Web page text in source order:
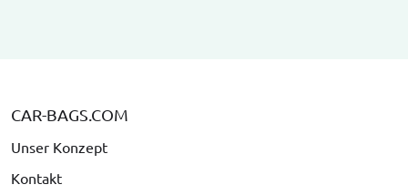
CAR-BAGS.COM
Unser Konzept
Kontakt